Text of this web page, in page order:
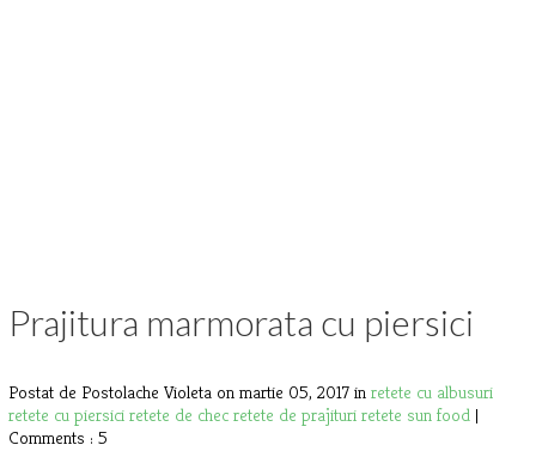
Prajitura marmorata cu piersici
Postat de Postolache Violeta on martie 05, 2017 in retete cu albusuri
retete cu piersici retete de chec retete de prajituri retete sun food |
Comments : 5